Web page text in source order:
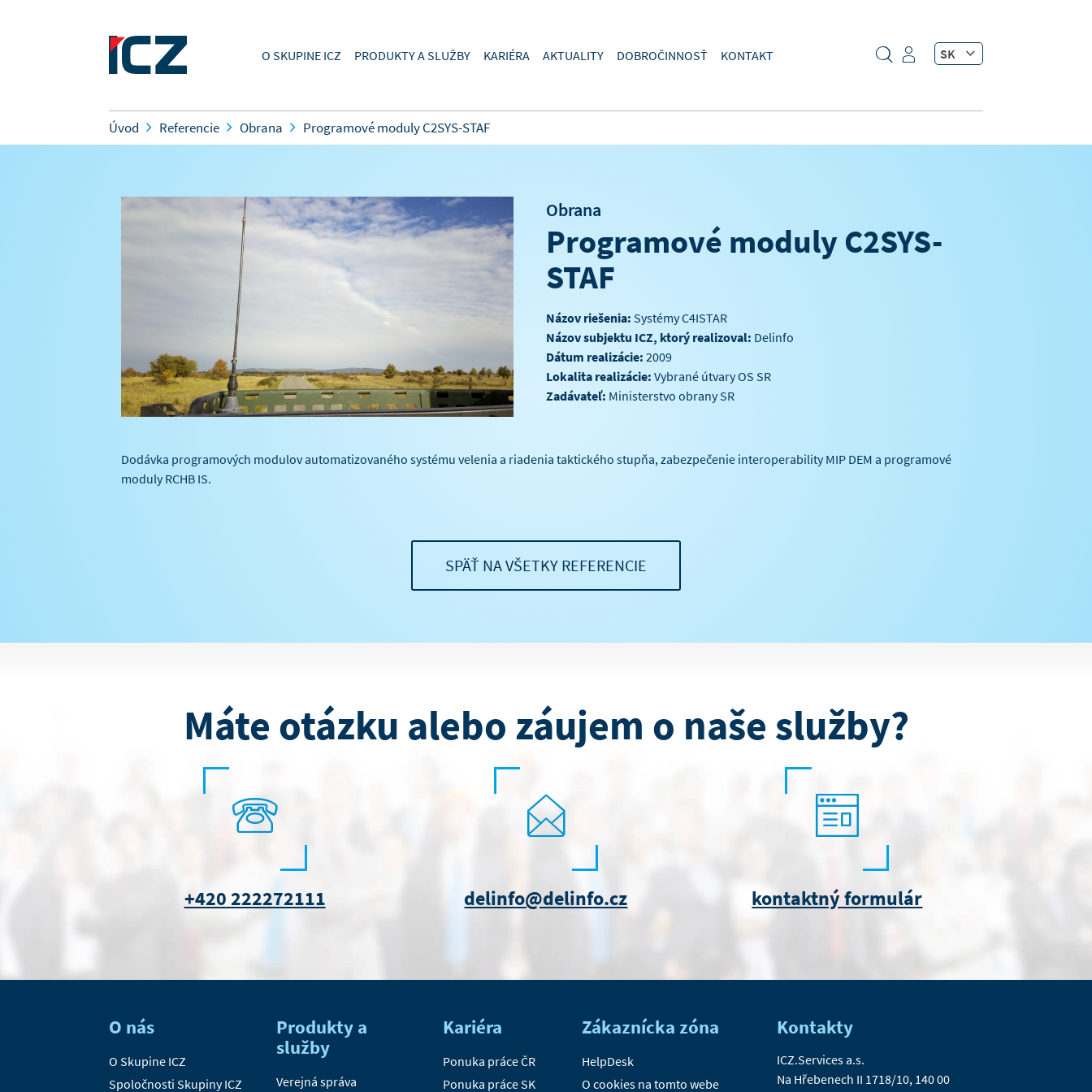
SK
O SKUPINE ICZ PRODUKTY A SLUŽBY KARIÉRA AKTUALITY DOBROČINNOSŤ KONTAKT
Úvod Referencie Obrana Programové moduly C2SYS-STAF
Obrana
Programové moduly C2SYS-
STAF
Názov riešenia: Systémy C4ISTAR
Názov subjektu ICZ, ktorý realizoval: Delinfo
Dátum realizácie: 2009
Lokalita realizácie: Vybrané útvary OS SR
Zadávateľ: Ministerstvo obrany SR
Dodávka programových modulov automatizovaného systému velenia a riadenia taktického stupňa, zabezpečenie interoperability MIP DEM a programové
moduly RCHB IS.
SPÄŤ NA VŠETKY REFERENCIE
Máte otázku alebo záujem o naše služby?
+420 222272111 delinfo@delinfo.cz kontaktný formulár
O nás
O Skupine ICZ
Spoločnosti Skupiny ICZ
Produkty a
služby
Verejná správa
Kariéra
Ponuka práce ČR
Ponuka práce SK
Zákaznícka zóna
HelpDesk
O cookies na tomto webe
Kontakty
ICZ.Services a.s.
Na Hřebenech II 1718/10, 140 00